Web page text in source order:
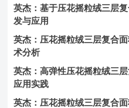
英杰：基于压花摇粒绒三层
发与应用
英杰：压花摇粒绒三层复合
术分析
英杰：高弹性压花摇粒绒三
应用实践
英杰：压花摇粒绒三层复合